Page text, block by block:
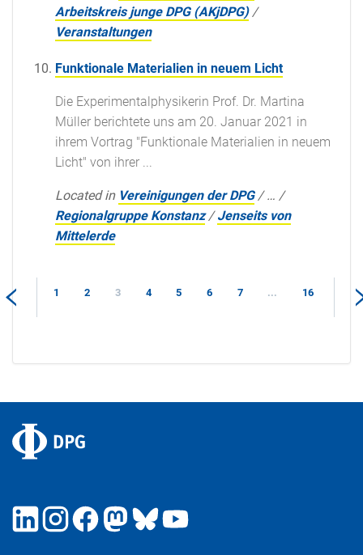
Arbeitskreis junge DPG (AKjDPG) /
Veranstaltungen
Funktionale Materialien in neuem Licht
Die Experimentalphysikerin Prof. Dr. Martina
Müller berichtete uns am 20. Januar 2021 in
ihrem Vortrag "Funktionale Materialien in neuem
Licht" von ihrer ...
Located in Vereinigungen der DPG /… /
Regionalgruppe Konstanz /Jenseits von
Mittelerde
1 2 3 4 5 6 7 ... 16